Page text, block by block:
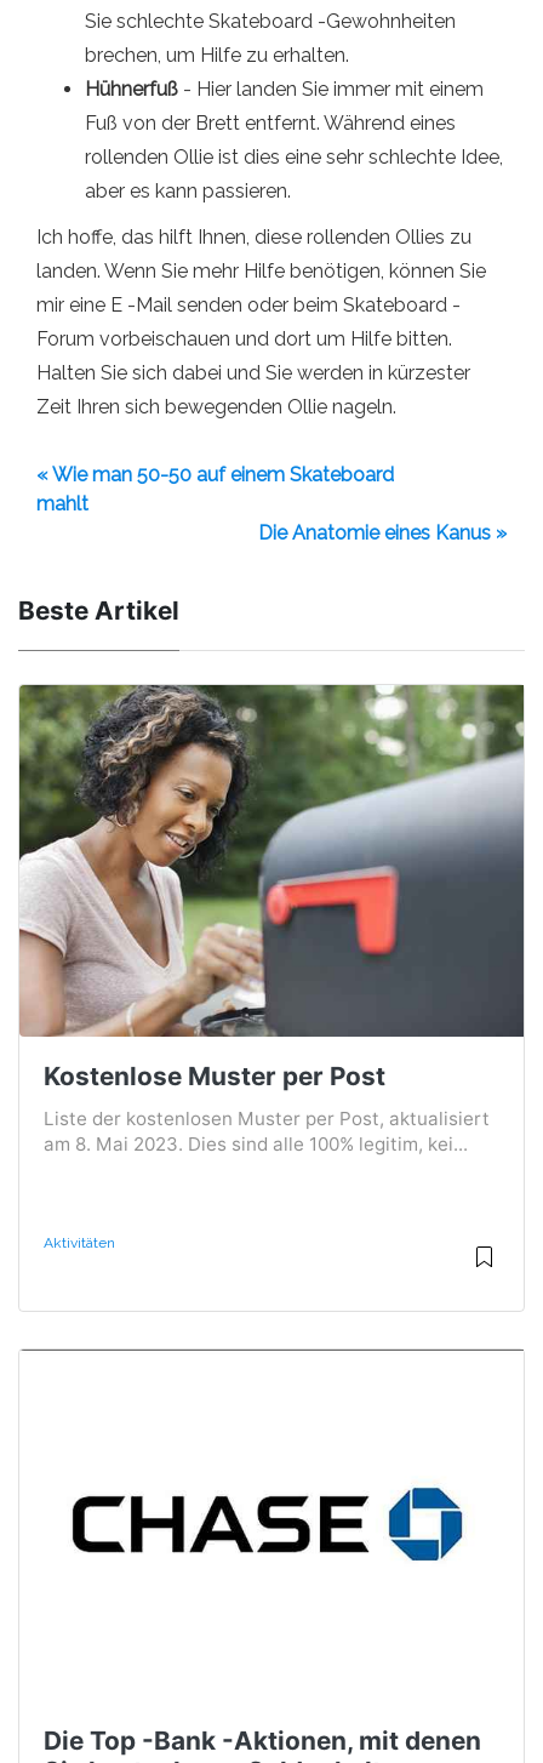
Sie schlechte Skateboard -Gewohnheiten
brechen, um Hilfe zu erhalten.
Hühnerfuß - Hier landen Sie immer mit einem
Fuß von der Brett entfernt. Während eines
rollenden Ollie ist dies eine sehr schlechte Idee,
aber es kann passieren.
Ich hoffe, das hilft Ihnen, diese rollenden Ollies zu
landen. Wenn Sie mehr Hilfe benötigen, können Sie
mir eine E -Mail senden oder beim Skateboard -
Forum vorbeischauen und dort um Hilfe bitten.
Halten Sie sich dabei und Sie werden in kürzester
Zeit Ihren sich bewegenden Ollie nageln.
« Wie man 50-50 auf einem Skateboard
mahlt
Die Anatomie eines Kanus »
Beste Artikel
Kostenlose Muster per Post
Liste der kostenlosen Muster per Post, aktualisiert
am 8. Mai 2023. Dies sind alle 100% legitim, kei...
Aktivitäten
Die Top -Bank -Aktionen, mit denen